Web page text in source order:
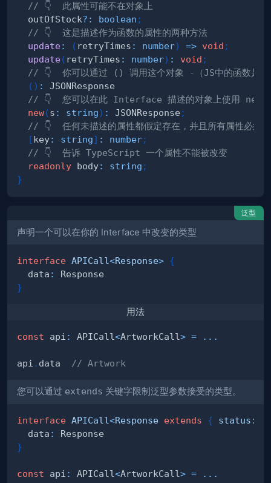
// 👇  此属性可能不在对象上
  outOfStock
? : boolean ;
// 👇  这是描述作为函数的属性的两种方法
update: ( retryTimes : number) => void ;
update( retryTimes : number) : void ;
// 👇  你可以通过 () 调用这个对象 -（JS中的函数是可
( ) :
// 👇  您可以在此 Interface 描述的对象上使用 new
new(s : string) : JSONResponse ;
// 👇  任何未描述的属性都假定存在，并且所有属性必须
[key: string] : number;
// 👇  告诉 TypeScript 一个属性不能被改变
readonly body: string ;
}
泛型
声明一个可以在你的 Interface 中改变的类型
interface APICall<Response> {
  data
:
}
用法
const api : APICall<ArtworkCall> = ...
api . data // Artwork
您可以通过 extends 关键字限制泛型参数接受的类型。
interface APICall<Response extends { status :
  data
:
}
const api : APICall<ArtworkCall> = ...